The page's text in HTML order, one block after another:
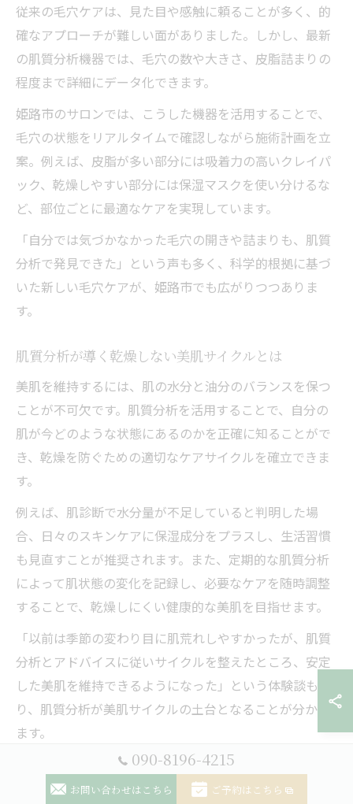
従来の毛穴ケアは、見た目や感触に頼ることが多く、的
確なアプローチが難しい面がありました。しかし、最新
の肌質分析機器では、毛穴の数や大きさ、皮脂詰まりの
程度まで詳細にデータ化できます。
姫路市のサロンでは、こうした機器を活用することで、
毛穴の状態をリアルタイムで確認しながら施術計画を立
案。例えば、皮脂が多い部分には吸着力の高いクレイパ
ック、乾燥しやすい部分には保湿マスクを使い分けるな
ど、部位ごとに最適なケアを実現しています。
「自分では気づかなかった毛穴の開きや詰まりも、肌質
分析で発見できた」という声も多く、科学的根拠に基づ
いた新しい毛穴ケアが、姫路市でも広がりつつありま
す。
肌質分析が導く乾燥しない美肌サイクルとは
美肌を維持するには、肌の水分と油分のバランスを保つ
ことが不可欠です。肌質分析を活用することで、自分の
肌が今どのような状態にあるのかを正確に知ることがで
き、乾燥を防ぐための適切なケアサイクルを確立できま
す。
例えば、肌診断で水分量が不足していると判明した場
合、日々のスキンケアに保湿成分をプラスし、生活習慣
も見直すことが推奨されます。また、定期的な肌質分析
によって肌状態の変化を記録し、必要なケアを随時調整
することで、乾燥しにくい健康的な美肌を目指せます。
「以前は季節の変わり目に肌荒れしやすかったが、肌質
分析とアドバイスに従いサイクルを整えたところ、安定
した美肌を維持できるようになった」という体験談もあ
り、肌質分析が美肌サイクルの土台となることが分かり
ます。
090-8196-4215
お問い合わせはこちら ご予約はこちら